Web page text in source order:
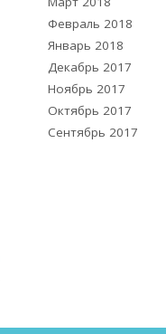
Февраль 2018
Январь 2018
Декабрь 2017
Ноябрь 2017
Октябрь 2017
Сентябрь 2017